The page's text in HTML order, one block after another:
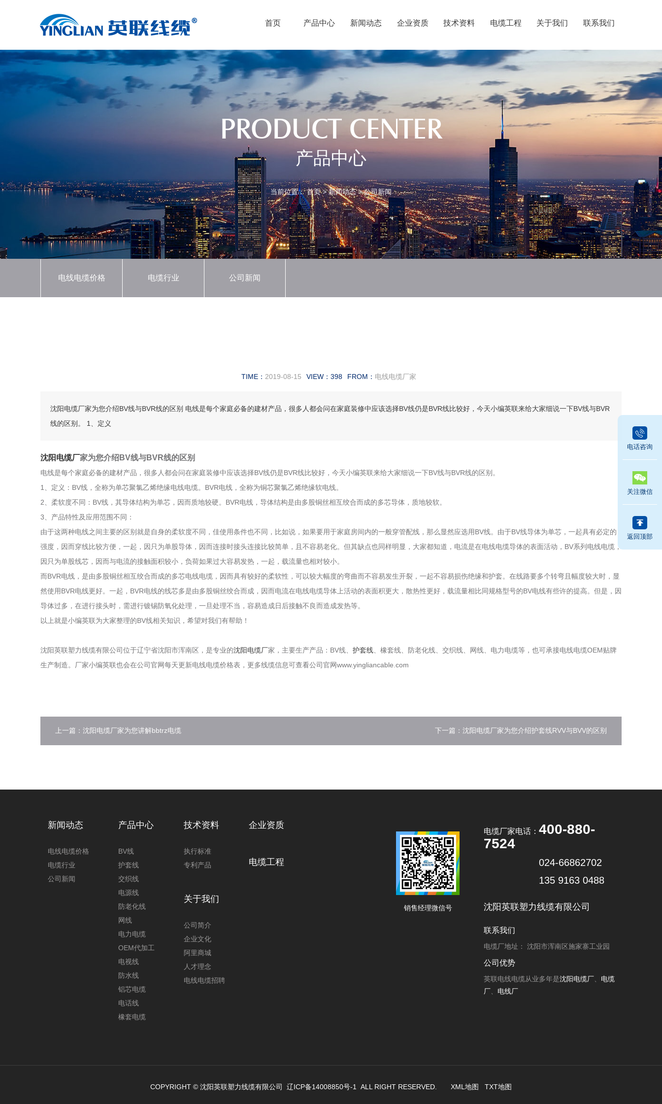
首页 产品中心 新闻动态 企业资质 技术资料 电缆工程 关于我们 联系我们
PRODUCT CENTER
产品中心
当前位置：首页>新闻动态>公司新闻
电线电缆价格 电缆行业 公司新闻
TIME： 2019-08-15 VIEW： 398 FROM： 电线电缆厂家
沈阳电缆厂家为您介绍BV线与BVR线的区别 电线是每个家庭必备的建材产品，很多人都会问在家庭装修中应该选择BV线仍是BVR线比较好，今天小编英联来给大家细说一下BV线与BVR
线的区别。 1、定义
沈阳电缆厂家为您介绍BV线与BVR线的区别
电线是每个家庭必备的建材产品，很多人都会问在家庭装修中应该选择BV线仍是BVR线比较好，今天小编英联来给大家细说一下BV线与BVR线的区别。
1、定义：BV线，全称为单芯聚氯乙烯绝缘电线电缆。BVR电线，全称为铜芯聚氯乙烯绝缘软电线。
2、柔软度不同：BV线，其导体结构为单芯，因而质地较硬。BVR电线，导体结构是由多股铜丝相互绞合而成的多芯导体，质地较软。
3、产品特性及应用范围不同：
由于这两种电线之间主要的区别就是自身的柔软度不同，佳使用条件也不同，比如说，如果要用于家庭房间内的一般穿管配线，那么显然应选用BV线。由于BV线导体为单芯，一起具有必定的
强度，因而穿线比较方便，一起，因只为单股导体，因而连接时接头连接比较简单，且不容易老化。但其缺点也同样明显，大家都知道，电流是在电线电缆导体的表面活动，BV系列电线电缆，
因只为单股线芯，因而与电流的接触面积较小，负荷如果过大容易发热，一起，载流量也相对较小。
而BVR电线，是由多股铜丝相互绞合而成的多芯电线电缆，因而具有较好的柔软性，可以较大幅度的弯曲而不容易发生开裂，一起不容易损伤绝缘和护套。在线路要多个转弯且幅度较大时，显
然使用BVR电线更好。一起，BVR电线的线芯多是由多股铜丝绞合而成，因而电流在电线电缆导体上活动的表面积更大，散热性更好，载流量相比同规格型号的BV电线有些许的提高。但是，因
导体过多，在进行接头时，需进行镀锡防氧化处理，一旦处理不当，容易造成日后接触不良而造成发热等。
以上就是小编英联为大家整理的BV线相关知识，希望对我们有帮助！
沈阳英联塑力线缆有限公司位于辽宁省沈阳市浑南区，是专业的沈阳电缆厂家，主要生产产品：BV线、 护套线 、橡套线、防老化线、交织线、网线、电力电缆等，也可承接电线电缆OEM贴牌
生产制造。厂家小编英联也会在公司官网每天更新电线电缆价格表，更多线缆信息可查看公司官网www.yingliancable.com
上一篇：沈阳电缆厂家为您讲解bbtrz电缆 下一篇：沈阳电缆厂家为您介绍护套线RVV与BVV的区别
新闻动态
电线电缆价格
电缆行业
公司新闻
产品中心
BV线
护套线
交织线
电源线
防老化线
网线
电力电缆
OEM代加工
电视线
防水线
铝芯电缆
电话线
橡套电缆
技术资料
执行标准
专利产品
企业资质
电缆工程
关于我们
公司简介
企业文化
阿里商城
人才理念
电线电缆招聘
销售经理微信号
电缆厂家电话： 400-880-
7524
024-66862702
135 9163 0488
沈阳英联塑力线缆有限公司
联系我们
电缆厂地址： 沈阳市浑南区施家寨工业园
公司优势
英联电线电缆从业多年是沈阳电缆厂、 电缆
厂、 电线厂
COPYRIGHT © 沈阳英联塑力线缆有限公司 辽ICP备14008850号-1 ALL RIGHT RESERVED. XML地图 TXT地图
电话咨询
关注微信
返回顶部